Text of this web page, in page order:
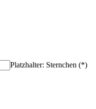
Platzhalter: Sternchen (*)